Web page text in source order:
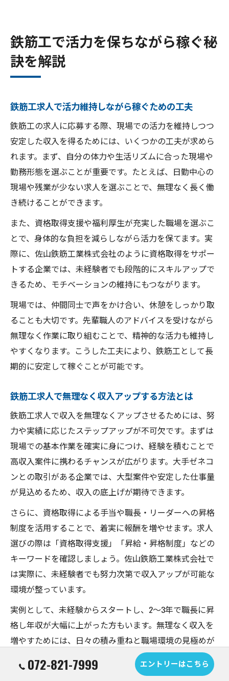
鉄筋工で活力を保ちながら稼ぐ秘
訣を解説
鉄筋工求人で活力維持しながら稼ぐための工夫
鉄筋工の求人に応募する際、現場での活力を維持しつつ
安定した収入を得るためには、いくつかの工夫が求めら
れます。まず、自分の体力や生活リズムに合った現場や
勤務形態を選ぶことが重要です。たとえば、日勤中心の
現場や残業が少ない求人を選ぶことで、無理なく長く働
き続けることができます。
また、資格取得支援や福利厚生が充実した職場を選ぶこ
とで、身体的な負担を減らしながら活力を保てます。実
際に、佐山鉄筋工業株式会社のように資格取得をサポー
トする企業では、未経験者でも段階的にスキルアップで
きるため、モチベーションの維持にもつながります。
現場では、仲間同士で声をかけ合い、休憩をしっかり取
ることも大切です。先輩職人のアドバイスを受けながら
無理なく作業に取り組むことで、精神的な活力も維持し
やすくなります。こうした工夫により、鉄筋工として長
期的に安定して稼ぐことが可能です。
鉄筋工求人で無理なく収入アップする方法とは
鉄筋工求人で収入を無理なくアップさせるためには、努
力や実績に応じたステップアップが不可欠です。まずは
現場での基本作業を確実に身につけ、経験を積むことで
高収入案件に携わるチャンスが広がります。大手ゼネコ
ンとの取引がある企業では、大型案件や安定した仕事量
が見込めるため、収入の底上げが期待できます。
さらに、資格取得による手当や職長・リーダーへの昇格
制度を活用することで、着実に報酬を増やせます。求人
選びの際は「資格取得支援」「昇給・昇格制度」などの
キーワードを確認しましょう。佐山鉄筋工業株式会社で
は実際に、未経験者でも努力次第で収入アップが可能な
環境が整っています。
実例として、未経験からスタートし、2～3年で職長に昇
格し年収が大幅に上がった方もいます。無理なく収入を
増やすためには、日々の積み重ねと職場環境の見極めが
072-821-7999 エントリーはこちら